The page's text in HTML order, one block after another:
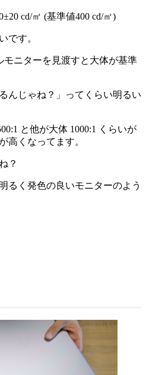
cd/㎡ (基準値400 cd/㎡)
です。
モニターを見渡すと大体が基準
んじゃね？」ってくらい明るい
と他が大体 1000:1 くらいが
高くなってます。
？
るく発色の良いモニターのよう